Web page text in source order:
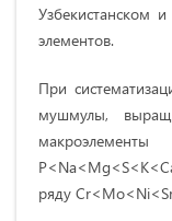
Узбекистанском
элементов.
При
мушмулы,
ряду